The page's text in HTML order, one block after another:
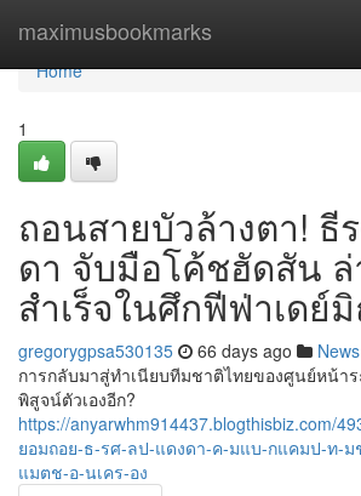
maximusbookmarks
Home
Home
1
ถอนสายบัวล้างตา! ธี
ดา จับมือโค้ชฮัดสัน
สำเร็จในศึกฟีฟ่าเดย์
gregorygpsa530135 66 days ago News
การกลับมาสู่ทำเนียบทีมชาติไทยของศูนย์หน้า
พิสูจน์ตัวเองอีก?
https://anyarwhm914437.blogthisbiz.com/
ยอมถอย-ธ-รศ-ลป-แดงดา-ค-มแบ-กแคมป-ท-ม
แมตช-อ-นเคร-อง